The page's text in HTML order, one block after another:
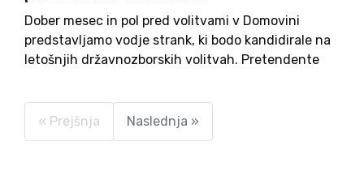
Dober mesec in pol pred volitvami v Domovini
predstavljamo vodje strank, ki bodo kandidirale na
letošnjih državnozborskih volitvah. Pretendente
predstavljamo po vrstnem redu glede na
poslansko zastopanost v državnem zboru, druge
pa bomo...
« Prejšnja Naslednja »